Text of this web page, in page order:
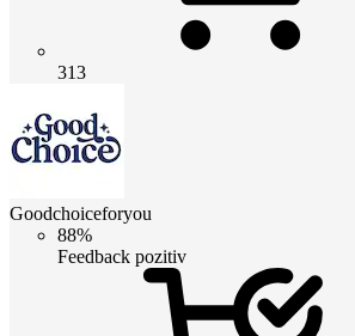
313
Goodchoiceforyou
88%
Feedback pozitiv